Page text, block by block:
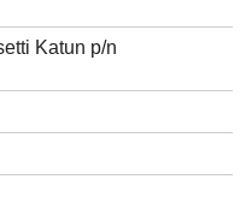
Katun p/n